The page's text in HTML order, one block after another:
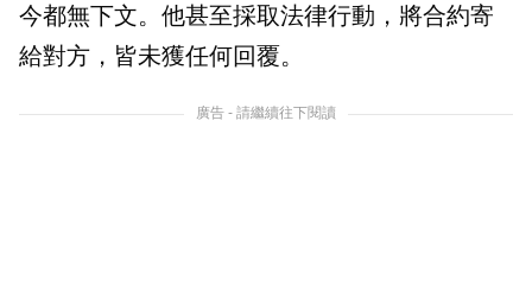
今都無下文。他甚至採取法律行動，將合約寄
給對方，皆未獲任何回覆。
廣告 - 請繼續往下閱讀